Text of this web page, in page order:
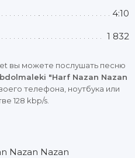
4:10
1 832
вы можете послушать песню
"Harf Nazan Nazan
телефона, ноутбука или
128 kbp/s.
Nazan Nazan